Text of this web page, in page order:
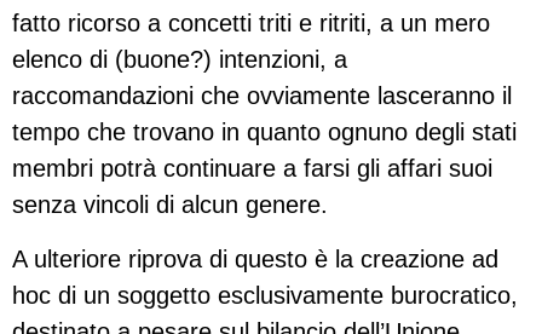
fatto ricorso a concetti triti e ritriti, a un mero
elenco di (buone?) intenzioni, a
raccomandazioni che ovviamente lasceranno il
tempo che trovano in quanto ognuno degli stati
membri potrà continuare a farsi gli affari suoi
senza vincoli di alcun genere.
A ulteriore riprova di questo è la creazione ad
hoc di un soggetto esclusivamente burocratico,